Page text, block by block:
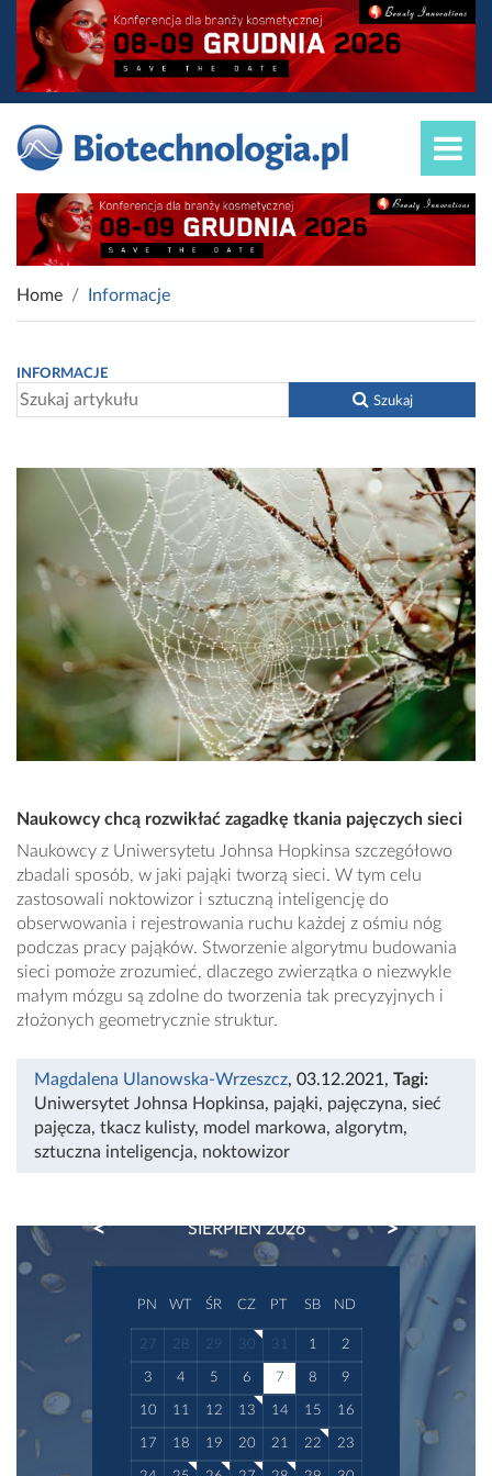
Home Informacje
INFORMACJE
Szukaj
Naukowcy chcą rozwikłać zagadkę tkania pajęczych sieci
Naukowcy z Uniwersytetu Johnsa Hopkinsa szczegółowo
zbadali sposób, w jaki pająki tworzą sieci. W tym celu
zastosowali noktowizor i sztuczną inteligencję do
obserwowania i rejestrowania ruchu każdej z ośmiu nóg
podczas pracy pająków. Stworzenie algorytmu budowania
sieci pomoże zrozumieć, dlaczego zwierzątka o niezwykle
małym mózgu są zdolne do tworzenia tak precyzyjnych i
złożonych geometrycznie struktur.
Magdalena Ulanowska-Wrzeszcz, 03.12.2021 , Tagi:
Uniwersytet Johnsa Hopkinsa, pająki, pajęczyna, sieć
pajęcza, tkacz kulisty, model markowa, algorytm,
sztuczna inteligencja, noktowizor
SIERPIEŃ 2026
PREVIOUS NEXT
PN WT ŚR CZ PT SB ND
27 28 29 30 31 1 2
3 4 5 6 7 8 9
10 11 12 13 14 15 16
17 18 19 20 21 22 23